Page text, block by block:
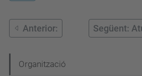
Anterior: Següent:
Organització